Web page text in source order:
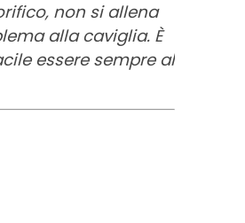
non si allena
alla caviglia. È
essere sempre al